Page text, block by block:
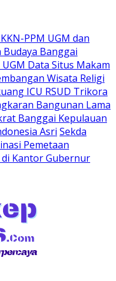
PPM UGM dan
Banggai
Data Situs Makam
Wisata Religi
ICU RSUD Trikora
Bangunan Lama
Banggai Kepulauan
Asri Sekda
Pemetaan
Kantor Gubernur